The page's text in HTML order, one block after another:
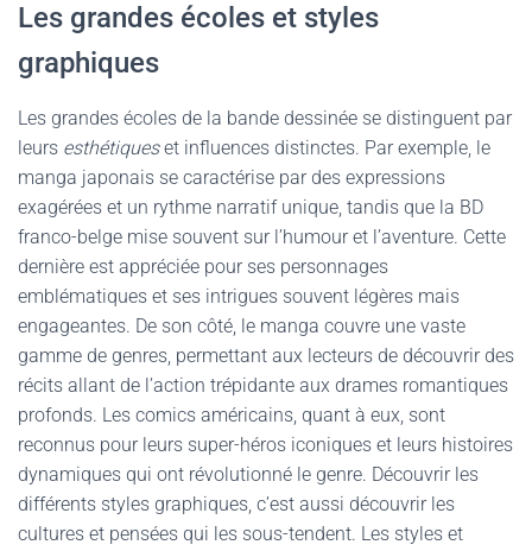
Les grandes écoles et styles
graphiques
Les grandes écoles de la bande dessinée se distinguent par
leurs esthétiqueset influences distinctes. Par exemple, le
manga japonais se caractérise par des expressions
exagérées et un rythme narratif unique, tandis que la BD
franco-belge mise souvent sur l’humour et l’aventure. Cette
dernière est appréciée pour ses personnages
emblématiques et ses intrigues souvent légères mais
engageantes. De son côté, le manga couvre une vaste
gamme de genres, permettant aux lecteurs de découvrir des
récits allant de l’action trépidante aux drames romantiques
profonds. Les comics américains, quant à eux, sont
reconnus pour leurs super-héros iconiques et leurs histoires
dynamiques qui ont révolutionné le genre. Découvrir les
différents styles graphiques, c’est aussi découvrir les
cultures et pensées qui les sous-tendent. Les styles et